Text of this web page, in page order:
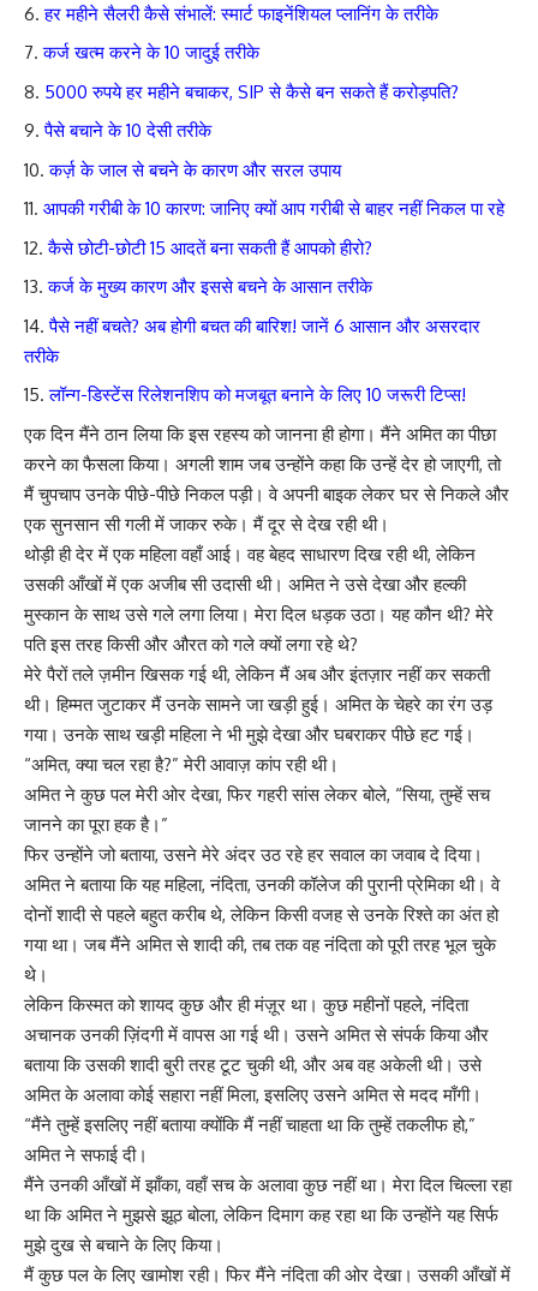
हर महीने सैलरी कैसे संभालें: स्मार्ट फाइनेंशियल प्लानिंग के तरीके
कर्ज खत्म करने के 10 जादुई तरीके
5000 रुपये हर महीने बचाकर, SIP से कैसे बन सकते हैं करोड़पति?
पैसे बचाने के 10 देसी तरीके
कर्ज़ के जाल से बचने के कारण और सरल उपाय
आपकी गरीबी के 10 कारण: जानिए क्यों आप गरीबी से बाहर नहीं निकल पा रहे
कैसे छोटी-छोटी 15 आदतें बना सकती हैं आपको हीरो?
कर्ज के मुख्य कारण और इससे बचने के आसान तरीके
पैसे नहीं बचते? अब होगी बचत की बारिश! जानें 6 आसान और असरदार
तरीके
लॉन्ग-डिस्टेंस रिलेशनशिप को मजबूत बनाने के लिए 10 जरूरी टिप्स!
एक दिन मैंने ठान लिया कि इस रहस्य को जानना ही होगा। मैंने अमित का पीछा
करने का फैसला किया। अगली शाम जब उन्होंने कहा कि उन्हें देर हो जाएगी, तो
मैं चुपचाप उनके पीछे-पीछे निकल पड़ी। वे अपनी बाइक लेकर घर से निकले और
एक सुनसान सी गली में जाकर रुके। मैं दूर से देख रही थी।
थोड़ी ही देर में एक महिला वहाँ आई। वह बेहद साधारण दिख रही थी, लेकिन
उसकी आँखों में एक अजीब सी उदासी थी। अमित ने उसे देखा और हल्की
मुस्कान के साथ उसे गले लगा लिया। मेरा दिल धड़क उठा। यह कौन थी? मेरे
पति इस तरह किसी और औरत को गले क्यों लगा रहे थे?
मेरे पैरों तले ज़मीन खिसक गई थी, लेकिन मैं अब और इंतज़ार नहीं कर सकती
थी। हिम्मत जुटाकर मैं उनके सामने जा खड़ी हुई। अमित के चेहरे का रंग उड़
गया। उनके साथ खड़ी महिला ने भी मुझे देखा और घबराकर पीछे हट गई।
“अमित, क्या चल रहा है?” मेरी आवाज़ कांप रही थी।
अमित ने कुछ पल मेरी ओर देखा, फिर गहरी सांस लेकर बोले, “सिया, तुम्हें सच
जानने का पूरा हक है।”
फिर उन्होंने जो बताया, उसने मेरे अंदर उठ रहे हर सवाल का जवाब दे दिया।
अमित ने बताया कि यह महिला, नंदिता, उनकी कॉलेज की पुरानी प्रेमिका थी। वे
दोनों शादी से पहले बहुत करीब थे, लेकिन किसी वजह से उनके रिश्ते का अंत हो
गया था। जब मैंने अमित से शादी की, तब तक वह नंदिता को पूरी तरह भूल चुके
थे।
लेकिन किस्मत को शायद कुछ और ही मंज़ूर था। कुछ महीनों पहले, नंदिता
अचानक उनकी ज़िंदगी में वापस आ गई थी। उसने अमित से संपर्क किया और
बताया कि उसकी शादी बुरी तरह टूट चुकी थी, और अब वह अकेली थी। उसे
अमित के अलावा कोई सहारा नहीं मिला, इसलिए उसने अमित से मदद माँगी।
“मैंने तुम्हें इसलिए नहीं बताया क्योंकि मैं नहीं चाहता था कि तुम्हें तकलीफ हो,”
अमित ने सफाई दी।
मैंने उनकी आँखों में झाँका, वहाँ सच के अलावा कुछ नहीं था। मेरा दिल चिल्ला रहा
था कि अमित ने मुझसे झूठ बोला, लेकिन दिमाग कह रहा था कि उन्होंने यह सिर्फ
मुझे दुख से बचाने के लिए किया।
मैं कुछ पल के लिए खामोश रही। फिर मैंने नंदिता की ओर देखा। उसकी आँखों में